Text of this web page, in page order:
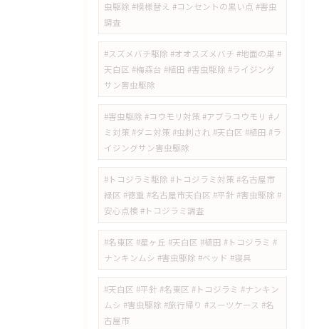
虫駆除 #模様替え #コンセントの黒い点 #害虫
調査
#スズメバチ駆除 #オオスズメバチ #地面の巣 #
天白区 #梅森台 #植田 #害虫駆除 #ライジング
サン害虫駆除
#害虫駆除 #コウモリ対策 #アブラコウモリ #ノ
ミ対策 #ダニ対策 #虫刺され #天白区 #植田 #ラ
イジングサン害虫駆除
#トコジラミ駆除 #トコジラミ対策 #名古屋市
緑区 #徳重 #名古屋市天白区 #平針 #害虫駆除 #
安心点検 #トコジラミ調査
#名東区 #星ヶ丘 #天白区 #植田 #トコジラミ #
ナンキンムシ #害虫駆除 #ベッド #寝具
#天白区 #平針 #名東区 #トコジラミ #ナンキン
ムシ #害虫駆除 #旅行帰り #スーツケース #名
古屋市